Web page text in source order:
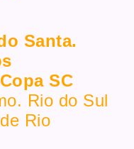
Santa.
SC
Rio do Sul
Rio